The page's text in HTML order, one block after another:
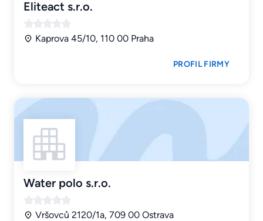
Eliteact s.r.o.
Kaprova 45/10, 110 00 Praha
PROFIL FIRMY
Water polo s.r.o.
Vršovců 2120/1a, 709 00 Ostrava